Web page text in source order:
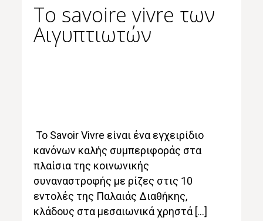
Tο savoire vivre των
Αιγυπτιωτών
Το Savoir Vivre είναι ένα εγχειρίδιο
κανόνων καλής συμπεριφοράς στα
πλαίσια της κοινωνικής
συναναστροφής με ρίζες στις 10
εντολές της Παλαιάς Διαθήκης,
κλάδους στα μεσαιωνικά χρηστά […]